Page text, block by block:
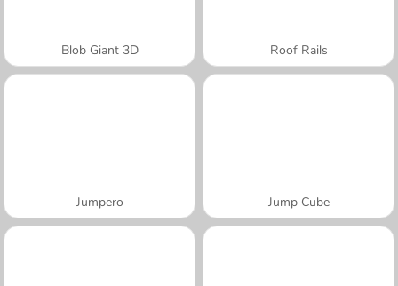
Blob Giant 3D Roof Rails
Jumpero Jump Cube